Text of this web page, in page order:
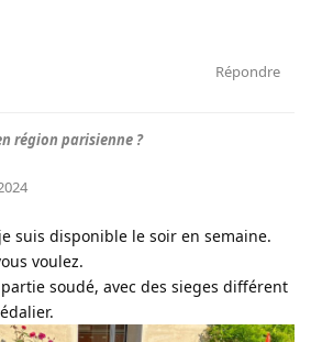
Répondre
région parisienne ?
suis disponible le soir en semaine.
voulez.
soudé, avec des sieges différent